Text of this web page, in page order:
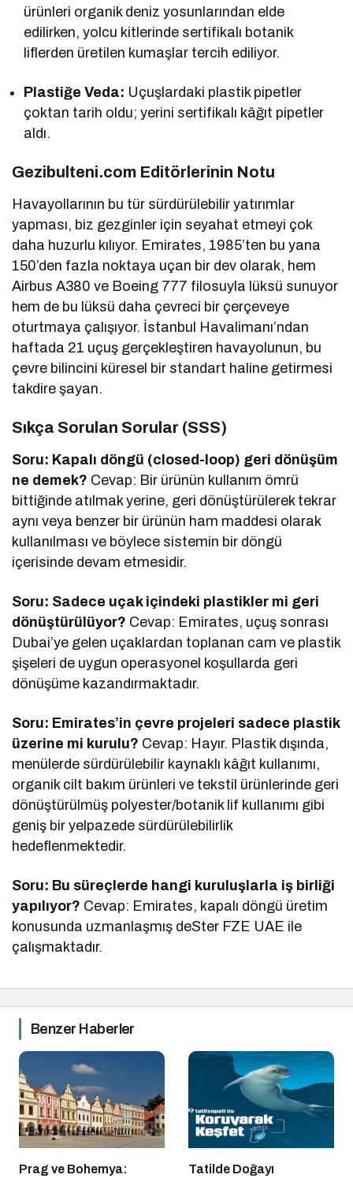
ürünleri organik deniz yosunlarından elde
edilirken, yolcu kitlerinde sertifikalı botanik
liflerden üretilen kumaşlar tercih ediliyor.
Plastiğe Veda: Uçuşlardaki plastik pipetler
çoktan tarih oldu; yerini sertifikalı kâğıt pipetler
aldı.
Gezibulteni.com Editörlerinin Notu
Havayollarının bu tür sürdürülebilir yatırımlar
yapması, biz gezginler için seyahat etmeyi çok
daha huzurlu kılıyor. Emirates, 1985’ten bu yana
150’den fazla noktaya uçan bir dev olarak, hem
Airbus A380 ve Boeing 777 filosuyla lüksü sunuyor
hem de bu lüksü daha çevreci bir çerçeveye
oturtmaya çalışıyor. İstanbul Havalimanı’ndan
haftada 21 uçuş gerçekleştiren havayolunun, bu
çevre bilincini küresel bir standart haline getirmesi
takdire şayan.
Sıkça Sorulan Sorular (SSS)
Soru: Kapalı döngü (closed-loop) geri dönüşüm
ne demek? Cevap: Bir ürünün kullanım ömrü
bittiğinde atılmak yerine, geri dönüştürülerek tekrar
aynı veya benzer bir ürünün ham maddesi olarak
kullanılması ve böylece sistemin bir döngü
içerisinde devam etmesidir.
Soru: Sadece uçak içindeki plastikler mi geri
dönüştürülüyor? Cevap: Emirates, uçuş sonrası
Dubai’ye gelen uçaklardan toplanan cam ve plastik
şişeleri de uygun operasyonel koşullarda geri
dönüşüme kazandırmaktadır.
Soru: Emirates’in çevre projeleri sadece plastik
üzerine mi kurulu? Cevap: Hayır. Plastik dışında,
menülerde sürdürülebilir kaynaklı kâğıt kullanımı,
organik cilt bakım ürünleri ve tekstil ürünlerinde geri
dönüştürülmüş polyester/botanik lif kullanımı gibi
geniş bir yelpazede sürdürülebilirlik
hedeflenmektedir.
Soru: Bu süreçlerde hangi kuruluşlarla iş birliği
yapılıyor? Cevap: Emirates, kapalı döngü üretim
konusunda uzmanlaşmış deSter FZE UAE ile
çalışmaktadır.
Benzer Haberler
Prag ve Bohemya:
Tatilde Doğayı